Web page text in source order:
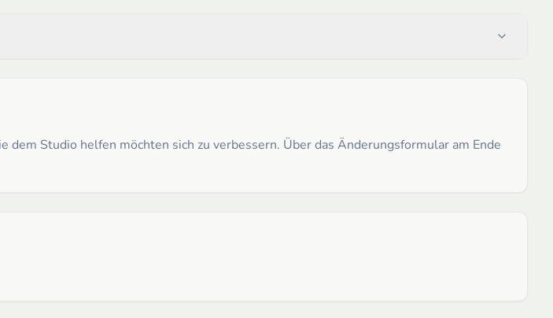
Studio helfen möchten sich zu verbessern. Über das Änderungsformular am Ende